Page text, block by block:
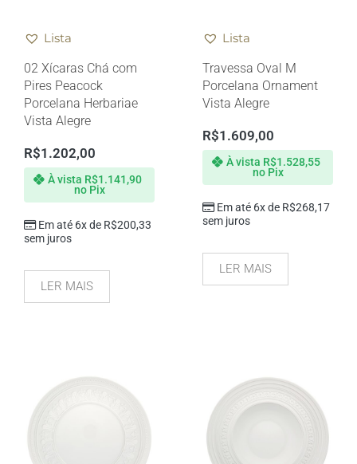
Lista
02 Xícaras Chá com
Pires Peacock
Porcelana Herbariae
Vista Alegre
R$1.202,00
Em até 6x de R$200,33
sem juros
À vista R$1.141,90
no Pix
LER MAIS
Lista
Travessa Oval M
Porcelana Ornament
Vista Alegre
R$1.609,00
Em até 6x de R$268,17
sem juros
À vista R$1.528,55
no Pix
LER MAIS